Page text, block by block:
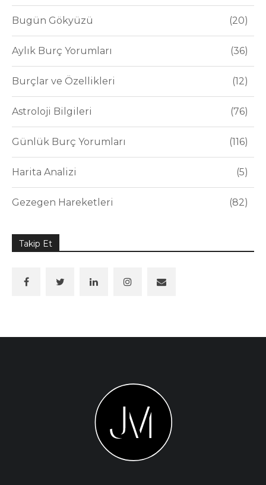
Bugün Gökyüzü 20
Aylık Burç Yorumları 36
Burçlar ve Özellikleri 12
Astroloji Bilgileri 76
Günlük Burç Yorumları 116
Harita Analizi 5
Gezegen Hareketleri 82
Takip Et